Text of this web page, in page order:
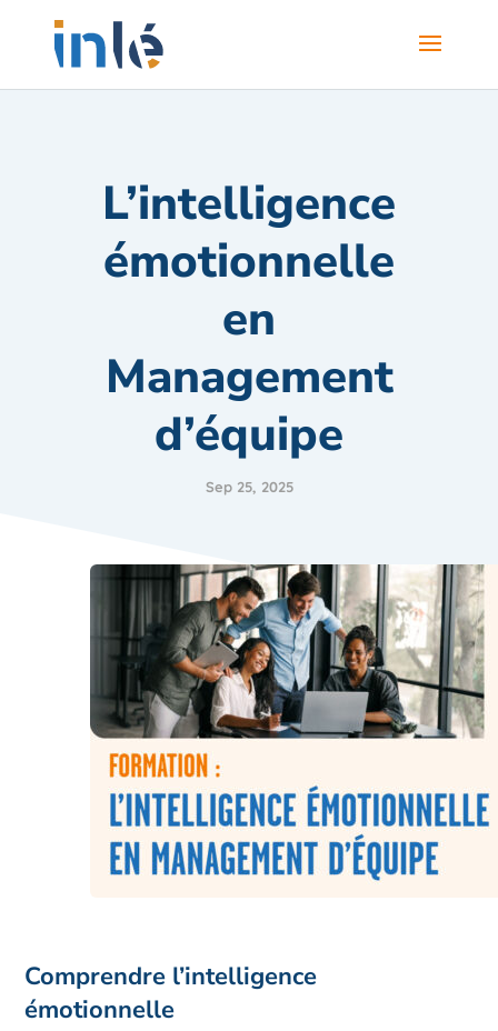
L’intelligence
émotionnelle
en
Management
d’équipe
Sep 25, 2025
Comprendre l’intelligence
émotionnelle